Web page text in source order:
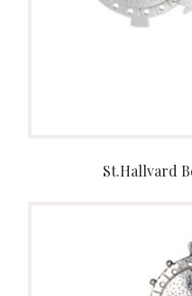
St.Hallvard